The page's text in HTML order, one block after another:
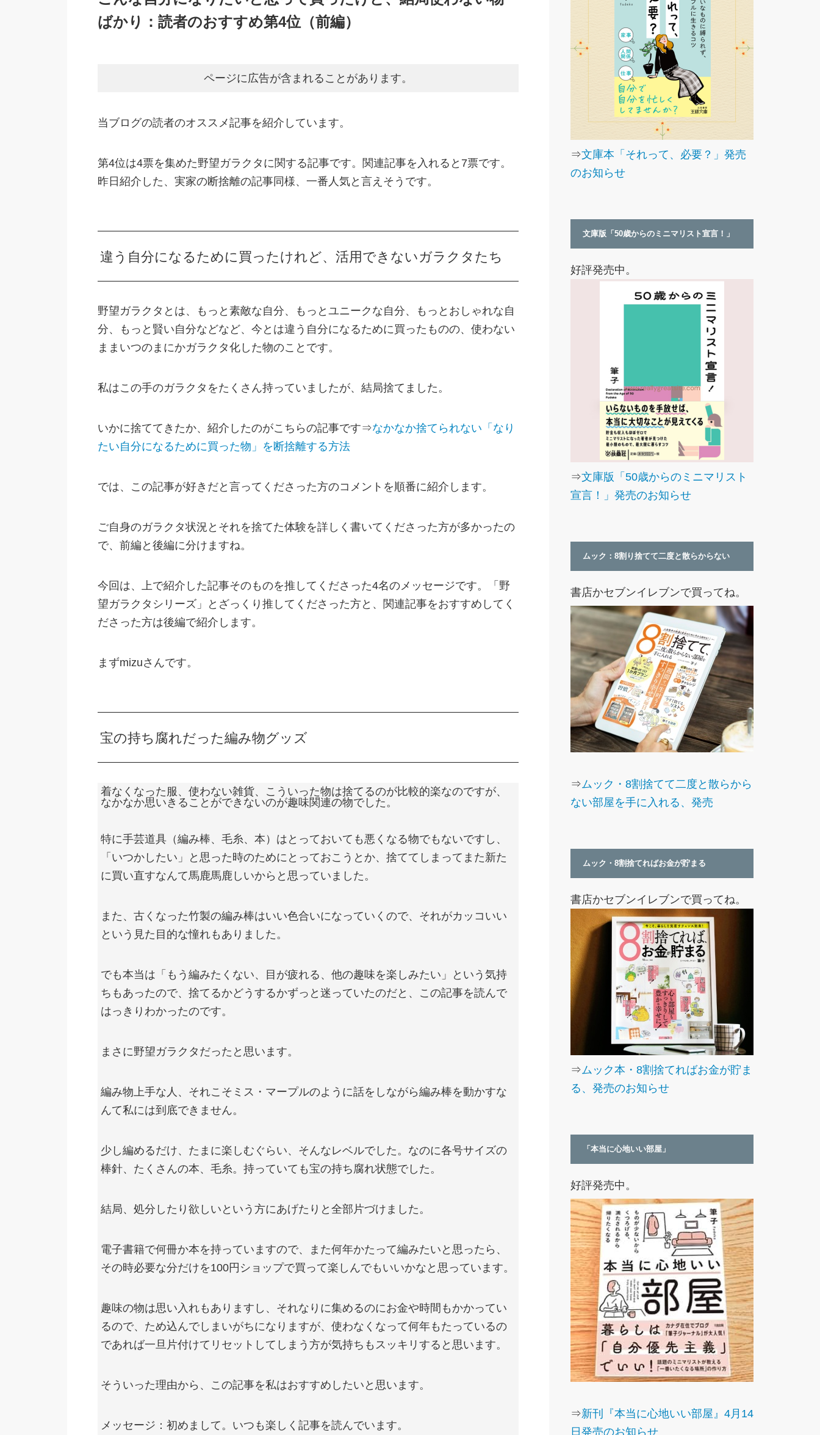
ばかり：読者のおすすめ第4位（前編）
ページに広告が含まれることがあります。
当ブログの読者のオススメ記事を紹介しています。
第4位は4票を集めた野望ガラクタに関する記事です。関連記事を入れると7票です。
昨日紹介した、実家の断捨離の記事同様、一番人気と言えそうです。
違う自分になるために買ったけれど、活用できないガラクタたち
野望ガラクタとは、もっと素敵な自分、もっとユニークな自分、もっとおしゃれな自
分、もっと賢い自分などなど、今とは違う自分になるために買ったものの、使わない
ままいつのまにかガラクタ化した物のことです。
私はこの手のガラクタをたくさん持っていましたが、結局捨てました。
いかに捨ててきたか、紹介したのがこちらの記事です⇒なかなか捨てられない「なり
たい自分になるために買った物」を断捨離する方法
では、この記事が好きだと言ってくださった方のコメントを順番に紹介します。
ご自身のガラクタ状況とそれを捨てた体験を詳しく書いてくださった方が多かったの
で、前編と後編に分けますね。
今回は、上で紹介した記事そのものを推してくださった4名のメッセージです。「野
望ガラクタシリーズ」とざっくり推してくださった方と、関連記事をおすすめしてく
ださった方は後編で紹介します。
まずmizuさんです。
宝の持ち腐れだった編み物グッズ
着なくなった服、使わない雑貨、こういった物は捨てるのが比較的楽なのですが、
なかなか思いきることができないのが趣味関連の物でした。
特に手芸道具（編み棒、毛糸、本）はとっておいても悪くなる物でもないですし、
「いつかしたい」と思った時のためにとっておこうとか、捨ててしまってまた新た
に買い直すなんて馬鹿馬鹿しいからと思っていました。
また、古くなった竹製の編み棒はいい色合いになっていくので、それがカッコいい
という見た目的な憧れもありました。
でも本当は「もう編みたくない、目が疲れる、他の趣味を楽しみたい」という気持
ちもあったので、捨てるかどうするかずっと迷っていたのだと、この記事を読んで
はっきりわかったのです。
まさに野望ガラクタだったと思います。
編み物上手な人、それこそミス・マープルのように話をしながら編み棒を動かすな
んて私には到底できません。
少し編めるだけ、たまに楽しむぐらい、そんなレベルでした。なのに各号サイズの
棒針、たくさんの本、毛糸。持っていても宝の持ち腐れ状態でした。
結局、処分したり欲しいという方にあげたりと全部片づけました。
電子書籍で何冊か本を持っていますので、また何年かたって編みたいと思ったら、
その時必要な分だけを100円ショップで買って楽しんでもいいかなと思っています。
趣味の物は思い入れもありますし、それなりに集めるのにお金や時間もかかってい
るので、ため込んでしまいがちになりますが、使わなくなって何年もたっているの
であれば一旦片付けてリセットしてしまう方が気持ちもスッキリすると思います。
そういった理由から、この記事を私はおすすめしたいと思います。
メッセージ：初めまして。いつも楽しく記事を読んでいます。
⇒文庫本「それって、必要？」発売
のお知らせ
文庫版「50歳からのミニマリスト宣言！」
好評発売中。
⇒文庫版「50歳からのミニマリスト
宣言！」発売のお知らせ
ムック：8割り捨てて二度と散らからない
書店かセブンイレブンで買ってね。
⇒ムック・8割捨てて二度と散らから
ない部屋を手に入れる、発売
ムック・8割捨てればお金が貯まる
書店かセブンイレブンで買ってね。
⇒ムック本・8割捨てればお金が貯ま
る、発売のお知らせ
「本当に心地いい部屋」
好評発売中。
⇒新刊『本当に心地いい部屋』4月14
日発売のお知らせ